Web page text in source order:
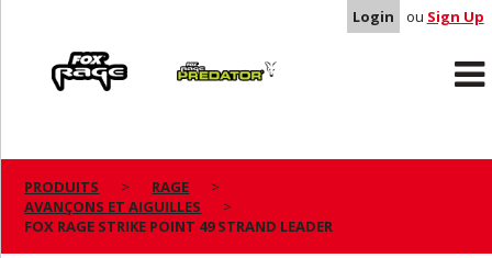
Login ou Sign Up
Predator
PRODUITS
RAGE
AVANÇONS ET AIGUILLES
FOX RAGE STRIKE POINT 49 STRAND LEADER
FOX RAGE STRIKE POINT 49 STRAND LEADER